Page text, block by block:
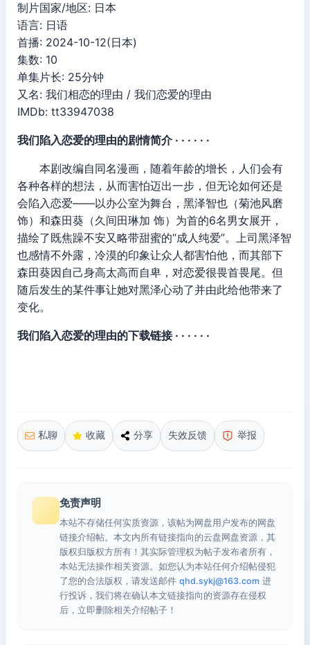
制片国家/地区: 日本
语言: 日语
首播: 2024-10-12(日本)
集数: 10
单集片长: 25分钟
又名: 我们相恋的理由 / 我们恋爱的理由
IMDb: tt33947038
我们陷入恋爱的理由的剧情简介 · · · · · ·
本剧改编自同名漫画，随着年龄的增长，人们会有
各种各样的想法，从而害怕迈出一步，但无论如何还是
会陷入恋爱——以办公室为舞台，黑泽智也（菊池风磨
饰）和森田葵（久间田琳加 饰）为首的6名男女展开，
描绘了既焦躁不安又略带甜蜜的“成人纯爱”。上司黑泽智
也感情不外露，冷漠的印象让众人都害怕他，而其部下
森田葵因自己身高太高而自卑，对恋爱很畏首畏尾。但
随后发生的某件事让她对黑泽心动了并由此给他带来了
变化。
我们陷入恋爱的理由的下载链接 · · · · · ·
私聊 收藏 分享 失效反馈 举报
免责声明
本站不存储任何实质资源，该帖为网盘用户发布的网盘
链接介绍帖。本文内所有链接指向的云盘网盘资源，其
版权归版权方所有！其实际管理权为帖子发布者所有，
本站无法操作相关资源。如您认为本站任何介绍帖侵犯
了您的合法版权，请发送邮件 qhd.sykj@163.com 进
行投诉，我们将在确认本文链接指向的资源存在侵权
后，立即删除相关介绍帖子！